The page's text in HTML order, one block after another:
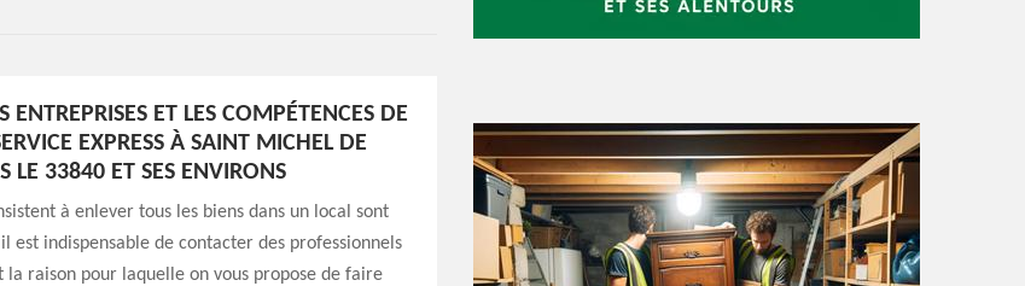
ENTREPRISES ET LES COMPÉTENCES DE
EXPRESS À SAINT MICHEL DE
LE 33840 ET SES ENVIRONS
à enlever tous les biens dans un local sont
est indispensable de contacter des professionnels
la raison pour laquelle on vous propose de faire